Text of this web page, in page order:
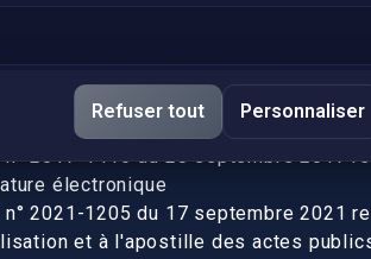
Refuser tout Personnaliser
et légalisation, fin de l'obligation
l’UE (Règlement 2016/1191)
n° 2017-1416 du 28 septembre 2017
électronique
n° 2021-1205 du 17 septembre 2021
et à l'apostille des actes